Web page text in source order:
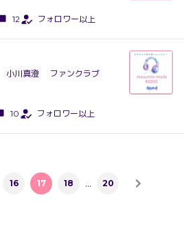
12 フォロワー以上
小川真澄
ファンクラブ
10 フォロワー以上
16 17 18 … 20